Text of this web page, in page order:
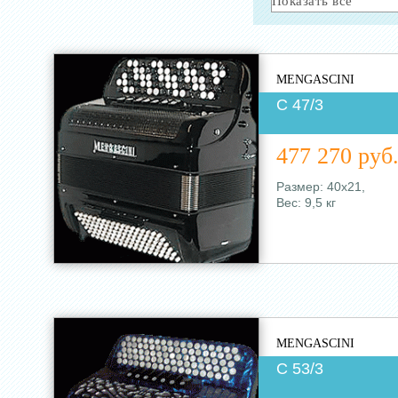
MENGASCINI
C 47/3
477 270 руб.
Размер: 40х21,
Вес: 9,5 кг
MENGASCINI
C 53/3